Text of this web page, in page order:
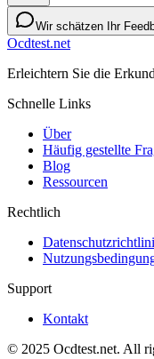
Wir schätzen Ihr
Ocdtest.net
Erleichtern Sie die
Schnelle Links
Über
Häufig gestellte
Blog
Ressourcen
Rechtlich
Support
Kontakt
© 2025 Ocdtest.net. All